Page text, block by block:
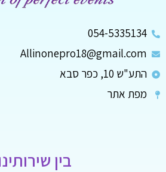
054-5335134
Allinonepro18@gmail.com
התע"ש 10, כפר סבא
מפת אתר
בין